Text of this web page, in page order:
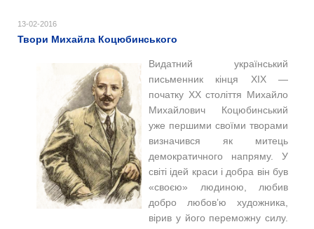
13-02-2016
Твори Михайла Коцюбинського
Видатний український
письменник кінця XIX —
початку XX століття Михайло
Михайлович Коцюбинський
уже першими своїми творами
визначився як митець
демократичного напряму. У
світі ідей краси і добра він був
«своєю» людиною, любив
добро любов’ю художника,
вірив у його переможну силу.